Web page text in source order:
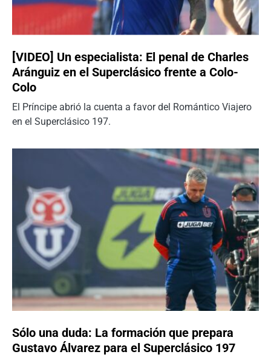
[VIDEO] Un especialista: El penal de Charles
Aránguiz en el Superclásico frente a Colo-
Colo
El Príncipe abrió la cuenta a favor del Romántico Viajero
en el Superclásico 197.
Sólo una duda: La formación que prepara
Gustavo Álvarez para el Superclásico 197